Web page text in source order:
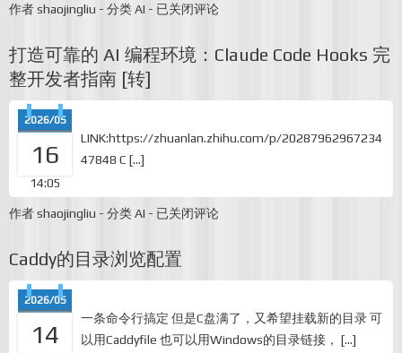
作者shaojingliu - 分类AI - 深
解
源
中
构
建
已关闭评论
打造可靠的 AI 编程环境：Claude Code Hooks 完
整开发者指南 [转]
2026/05
16
14:05
LINK:https://zhuanlan.zhihu.com/p/20287962967234
47848 C […]
作者shaojingliu - 分类AI - 打
靠
程
环
已关闭评论
Caddy的目录浏览配置
2026/05
14
一条命令行搞定 但是C盘满了，又希望挂载新的目录 可
以用Caddyfile 也可以用Windows的目录链接， […]